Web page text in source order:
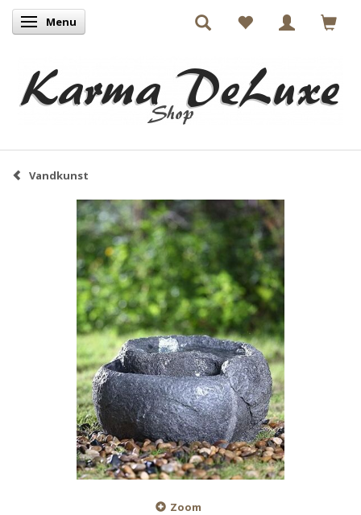
Skifte navigation
Menu
Vandkunst
Zoom